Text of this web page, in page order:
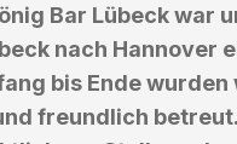
Bar Lübeck war
nach Hannover
bis Ende wurden
freundlich